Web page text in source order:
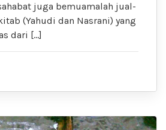
juga bemuamalah jual-
(Yahudi dan Nasrani) yang
dari […]